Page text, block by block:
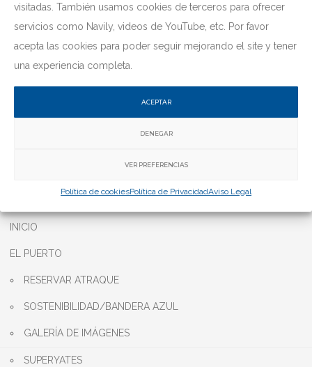
visitadas. También usamos cookies de terceros para ofrecer
servicios como Navily, videos de YouTube, etc. Por favor
acepta las cookies para poder seguir mejorando el site y tener
una experiencia completa.
ACEPTAR
DENEGAR
VER PREFERENCIAS
Política de cookiesPolítica de PrivacidadAviso Legal
GC-500 – Urb. Pasito Blanco – Maspalomas
Sintonízanos en el Canal 12 VHF
info@pasitoblanco.com
INICIO
EL PUERTO
RESERVAR ATRAQUE
SOSTENIBILIDAD/BANDERA AZUL
GALERÍA DE IMÁGENES
SUPERYATES